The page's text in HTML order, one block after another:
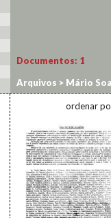
Documentos: 1
Arquivos > Mário
Posições públicas
ordenar